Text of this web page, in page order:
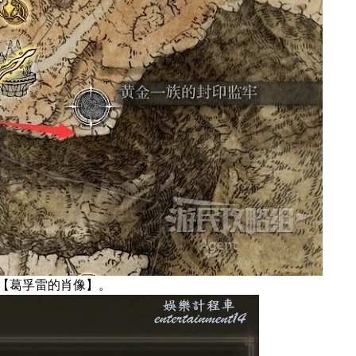
孚雷的肖像】。